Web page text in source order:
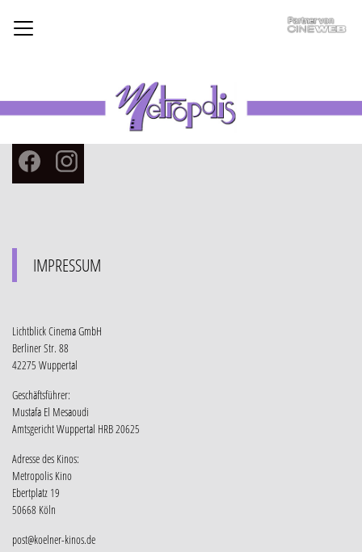
FacebookInstagram
IMPRESSUM
Lichtblick Cinema GmbH
Berliner Str. 88
42275 Wuppertal
Geschäftsführer:
Mustafa El Mesaoudi
Amtsgericht Wuppertal HRB 20625
Adresse des Kinos:
Metropolis Kino
Ebertplatz 19
50668 Köln
post@koelner-kinos.de